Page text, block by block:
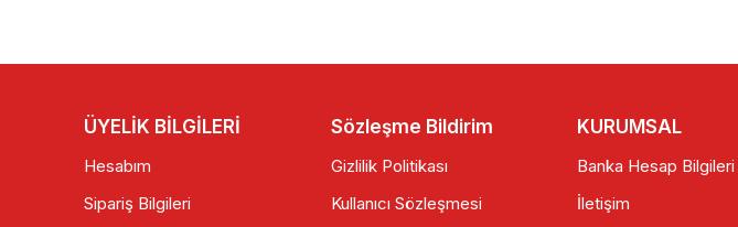
ÜYELİK BİLGİLERİ
Hesabım
Sipariş Bilgileri
Sözleşme Bildirim
Gizlilik Politikası
Kullanıcı Sözleşmesi
KURUMSAL
Banka Hesap Bilgileri
İletişim